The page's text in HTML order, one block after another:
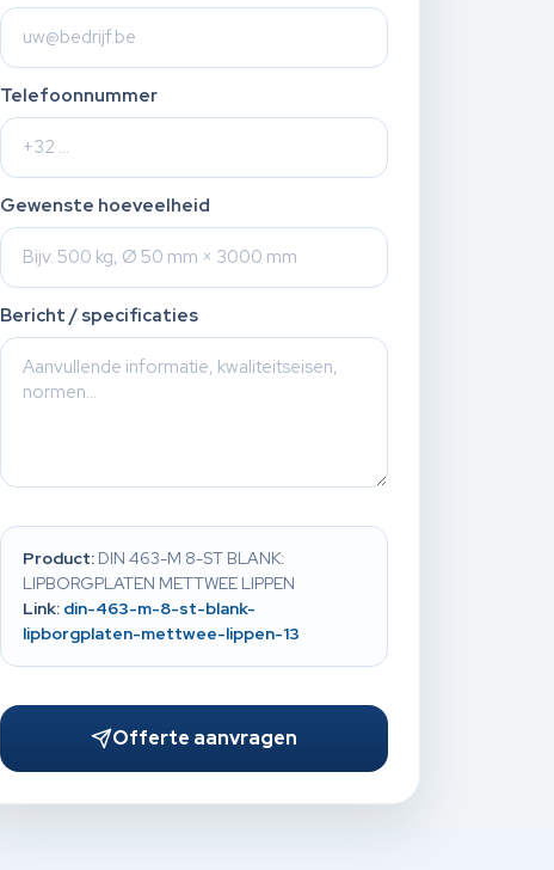
Telefoonnummer
Gewenste hoeveelheid
Bericht / specificaties
Product: DIN 463-M 8-ST BLANK:
LIPBORGPLATEN METTWEE LIPPEN
Link: din-463-m-8-st-blank-
lipborgplaten-mettwee-lippen-13
Offerte aanvragen